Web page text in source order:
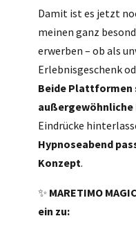
Damit ist es jetzt
meinen ganz
erwerben – ob als
Erlebnisgeschenk
Beide Plattformen
außergewöhnliche
Eindrücke
Hypnoseabend
Konzept.
✨ MARETIMO
ein zu: